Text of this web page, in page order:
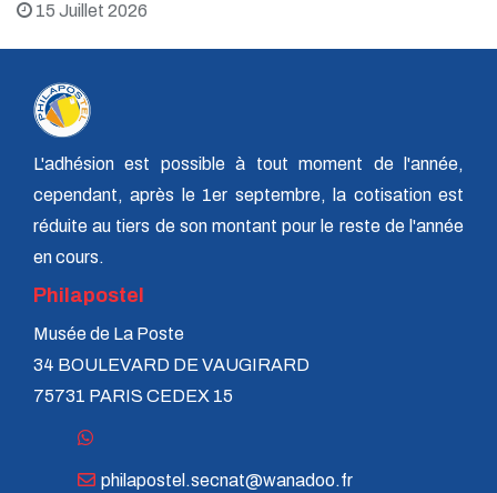
15 Juillet 2026
L'adhésion est possible à tout moment de l'année,
cependant, après le 1er septembre, la cotisation est
réduite au tiers de son montant pour le reste de l'année
en cours.
Philapostel
Musée de La Poste
34 BOULEVARD DE VAUGIRARD
75731 PARIS CEDEX 15
philapostel.secnat@wanadoo.fr